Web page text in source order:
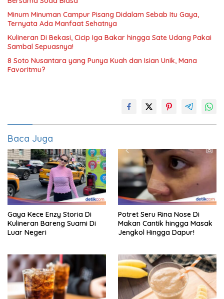
Minum Minuman Campur Pisang Didalam Sebab Itu Gaya,
Ternyata Ada Manfaat Sehatnya
Kulineran Di Bekasi, Cicip Iga Bakar hingga Sate Udang Pakai
Sambal Sepuasnya!
8 Soto Nusantara yang Punya Kuah dan Isian Unik, Mana
Favoritmu?
Baca Juga
Gaya Kece Enzy Storia Di
Kulineran Bareng Suami Di
Luar Negeri
Potret Seru Rina Nose Di
Makan Cantik hingga Masak
Jengkol Hingga Dapur!